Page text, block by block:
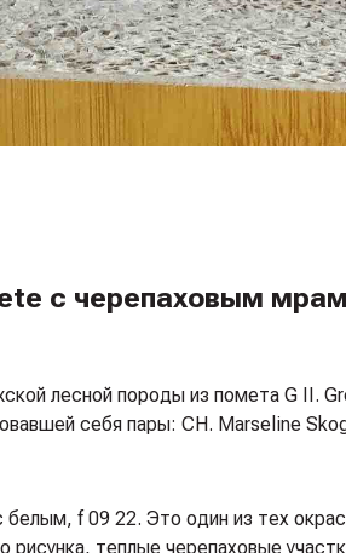
с черепаховым
лесной породы из помета G II.
себя пары: CH. Marseline
f 09 22. Это один из тех
теплые черепаховые